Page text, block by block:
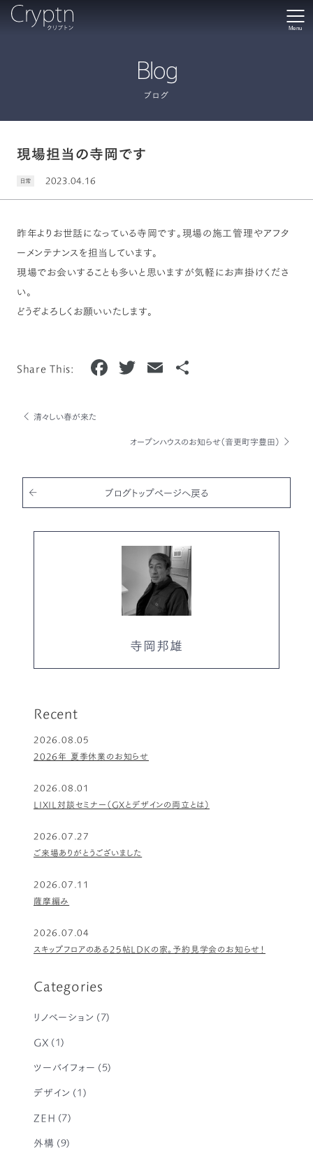
Menu
Blog
ブログ
現場担当の寺岡です
日常 2023.04.16
昨年よりお世話になっている寺岡です。現場の施工管理やアフタ
ーメンテナンスを担当しています。
現場でお会いすることも多いと思いますが気軽にお声掛けくださ
い。
どうぞよろしくお願いいたします。
Share This: F
o
o
k
T
te
r
E
l
清々しい春が来た
オープンハウスのお知らせ（音更町字豊田）
ブログトップページへ戻る
寺岡邦雄
Recent
2026.08.05
2026年 夏季休業のお知らせ
2026.08.01
LIXIL対談セミナー（GXとデザインの両立とは）
2026.07.27
ご来場ありがとうございました
2026.07.11
薩摩編み
2026.07.04
スキップフロアのある25帖LDKの家。予約見学会のお知らせ！
Categories
リノベーション (7)
GX (1)
ツーバイフォー (5)
デザイン (1)
ZEH (7)
外構 (9)